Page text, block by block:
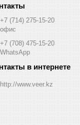
+7 (714) 275-15-20
офис
+7 (708) 475-15-20
WhatsApp
http://www.veer.kz